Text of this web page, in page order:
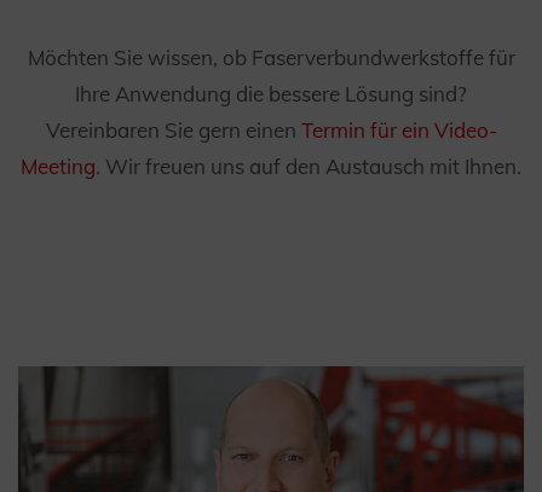
Möchten Sie wissen, ob Faserverbundwerkstoffe für
Ihre Anwendung die bessere Lösung sind?
Vereinbaren Sie gern einen Termin für ein Video-
Meeting. Wir freuen uns auf den Austausch mit Ihnen.